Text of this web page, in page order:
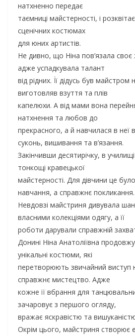
натхненно передає
таємниці майстерності, і
сценічних костюмах
для юних артистів.
Не дивно, що Ніна пов’язала
адже успадкувала талант
від рідних. Її дідусь був майстром
виготовляв взуття та плів
капелюхи. А від мами вона
натхнення та любов до
прекрасного, а й навчилася в неї
суконь, вишивання та в’язання.
Закінчивши десятирічку, в
тонкощі кравецької
майстерності. Для дівчини це
навчання, а справжнє покликання.
Невдовзі майстриня дивувала
власними колекціями одягу, а її
роботи дарували справжній
Донині Ніна Анатоліївна
унікальні костюми, які
перетворюють звичайний виступ
справжнє мистецтво. Адже
кожне її вбрання для
зачаровує з першого огляду,
вражає яскравістю та
Окрім цього, майстриня створює